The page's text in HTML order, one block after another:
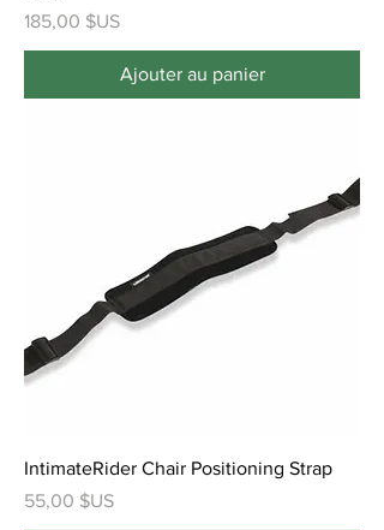
Prix
185,00 $US
Ajouter au panier
IntimateRider Chair Positioning Strap
Prix
55,00 $US